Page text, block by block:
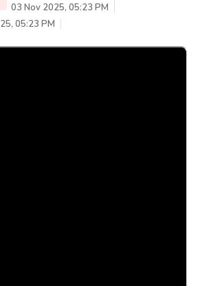
03 Nov 2025, 05:23 PM
05:23 PM